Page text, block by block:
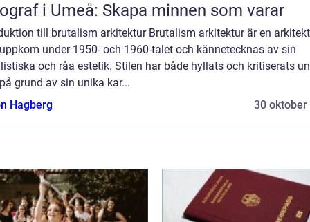
i Umeå: Skapa minnen som varar
till brutalism arkitektur Brutalism arkitektur är en
under 1950- och 1960-talet och kännetecknas av sin
och råa estetik. Stilen har både hyllats och kritiserats
grund av sin unika kar...
Hagberg
30 oktober